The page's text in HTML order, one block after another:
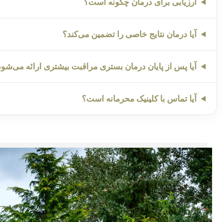
آیا درمان نتایج خاصی را تضمین می‌کند؟
آیا پس از پایان درمان بستری مراقبت بیشتری ارائه
آیا تماس با کلینیک محرمانه است؟